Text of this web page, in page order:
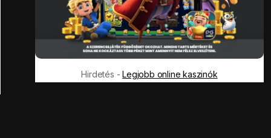
Hirdetés -Legjobb online kaszinók